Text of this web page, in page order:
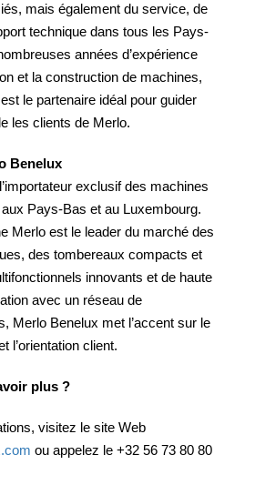
mais également du service, de
technique dans tous les Pays-
années d’expérience
et la construction de machines,
le partenaire idéal pour guider
les clients de Merlo.
Benelux
exclusif des machines
Pays-Bas et au Luxembourg.
Merlo est le leader du marché des
des tombereaux compacts et
innovants et de haute
avec un réseau de
Merlo Benelux met l’accent sur le
l’orientation client.
plus ?
visitez le site Web
ou appelez le +32 56 73 80 80